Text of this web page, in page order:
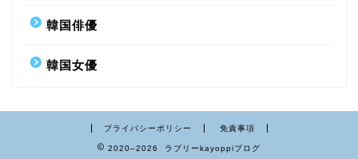
韓国俳優
韓国女優
プライバシーポリシー 免責事項
2020–2026 ラブリーkayoppiブログ